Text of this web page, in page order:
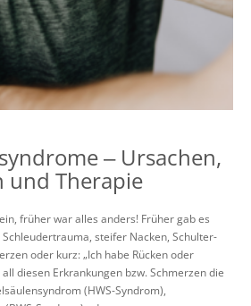
‒ Ursachen,
und Therapie
früher war alles anders! Früher gab es
steifer Nacken, Schulter-
oder kurz: „Ich habe Rücken oder
diesen Erkrankungen bzw. Schmerzen die
(HWS-Syndrom),